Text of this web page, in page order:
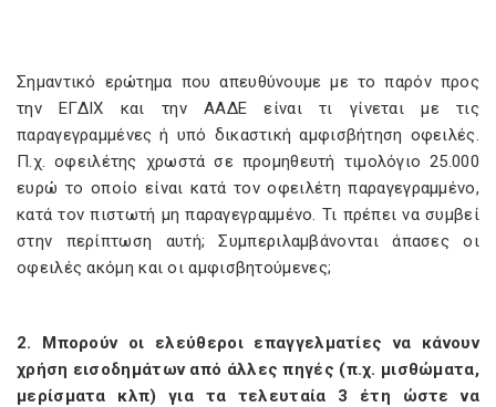
Σημαντικό ερώτημα που απευθύνουμε με το παρόν προς
την ΕΓΔΙΧ και την ΑΑΔΕ είναι τι γίνεται με τις
παραγεγραμμένες ή υπό δικαστική αμφισβήτηση οφειλές.
Π.χ. οφειλέτης χρωστά σε προμηθευτή τιμολόγιο 25.000
ευρώ το οποίο είναι κατά τον οφειλέτη παραγεγραμμένο,
κατά τον πιστωτή μη παραγεγραμμένο. Τι πρέπει να συμβεί
στην περίπτωση αυτή; Συμπεριλαμβάνονται άπασες οι
οφειλές ακόμη και οι αμφισβητούμενες;
2. Μπορούν οι ελεύθεροι επαγγελματίες να κάνουν
χρήση εισοδημάτων από άλλες πηγές (π.χ. μισθώματα,
μερίσματα κλπ) για τα τελευταία 3 έτη ώστε να